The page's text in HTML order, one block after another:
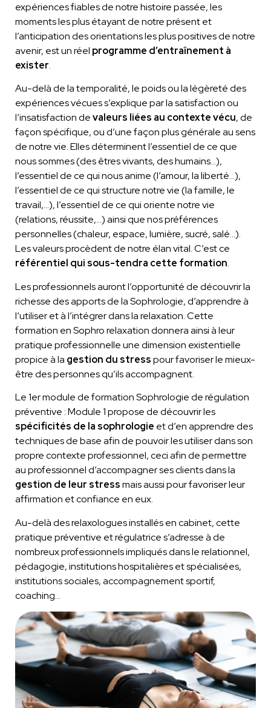
expériences fiables de notre histoire passée, les
moments les plus étayant de notre présent et
l’anticipation des orientations les plus positives de notre
avenir, est un réel programme d’entraînement à
exister.
Au-delà de la temporalité, le poids ou la légèreté des
expériences vécues s’explique par la satisfaction ou
l’insatisfaction devaleurs liées au contexte vécu, de
façon spécifique, ou d’une façon plus générale au sens
de notre vie. Elles déterminent l’essentiel de ce que
nous sommes (des êtres vivants, des humains…),
l’essentiel de ce qui nous anime (l’amour, la liberté…),
l’essentiel de ce qui structure notre vie (la famille, le
travail,…), l’essentiel de ce qui oriente notre vie
(relations, réussite,…) ainsi que nos préférences
personnelles (chaleur, espace, lumière, sucré, salé…).
Les valeurs procèdent de notre élan vital. C’est ce
référentiel qui sous-tendra cette formation.
Les professionnels auront l’opportunité de découvrir la
richesse des apports de la Sophrologie, d’apprendre à
l’utiliser et à l’intégrer dans la relaxation. Cette
formation en Sophro relaxation donnera ainsi à leur
pratique professionnelle une dimension existentielle
propice à la gestion du stresspour favoriser le mieux-
être des personnes qu’ils accompagnent.
Le 1ermodule de formation Sophrologie de régulation
préventive : Module1propose de découvrir les
spécificités de la sophrologie et d’en apprendre des
techniques de base afin de pouvoir les utiliser dans son
propre contexte professionnel, ceci afin de permettre
au professionnel d’accompagner ses clients dans la
gestion de leur stressmais aussi pour favoriser leur
affirmation et confiance en eux.
Au-delà des relaxologues installés en cabinet, cette
pratique préventive et régulatrice s’adresse à de
nombreux professionnels impliqués dans le relationnel,
pédagogie, institutions hospitalières et spécialisées,
institutions sociales, accompagnement sportif,
coaching…